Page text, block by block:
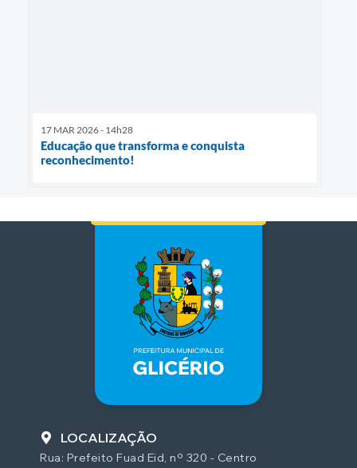
17 MAR 2026 - 14h28
Educação que transforma e conquista
reconhecimento!
LOCALIZAÇÃO
Rua: Prefeito Fuad Eid, nº 320 - Centro